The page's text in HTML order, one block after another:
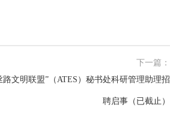
下一篇：
文明联盟”（ATES）秘书处科研管理助理招
聘启事（已截止）